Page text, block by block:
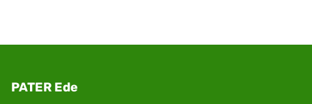
PATER Ede